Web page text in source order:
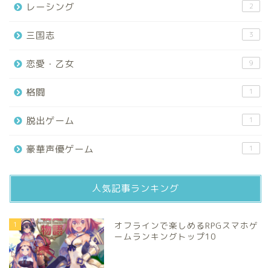
レーシング 2
三国志 3
恋愛・乙女 9
格闘 1
脱出ゲーム 1
豪華声優ゲーム 1
人気記事ランキング
1
オフラインで楽しめるRPGスマホゲ
ームランキングトップ10